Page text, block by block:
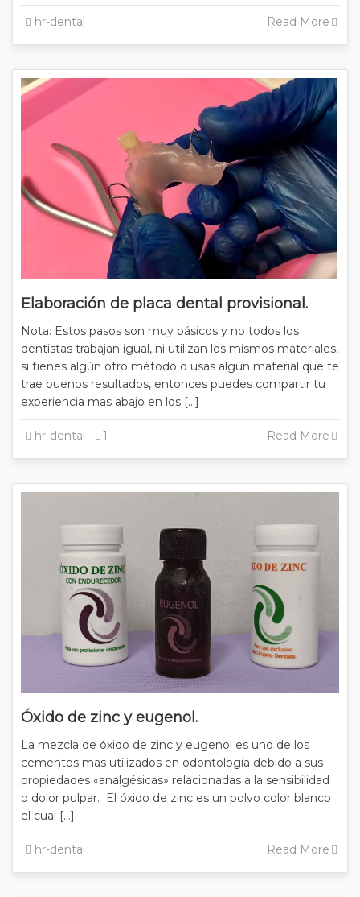
hr-dental Read More
Elaboración de placa dental provisional.
Nota: Estos pasos son muy básicos y no todos los
dentistas trabajan igual, ni utilizan los mismos materiales,
si tienes algún otro método o usas algún material que te
trae buenos resultados, entonces puedes compartir tu
experiencia mas abajo en los […]
hr-dental 1 Read More
Óxido de zinc y eugenol.
La mezcla de óxido de zinc y eugenol es uno de los
cementos mas utilizados en odontología debido a sus
propiedades «analgésicas» relacionadas a la sensibilidad
o dolor pulpar. El óxido de zinc es un polvo color blanco
el cual […]
hr-dental Read More